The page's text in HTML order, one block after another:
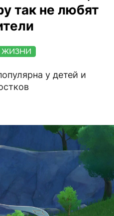
так не любят
ЖИЗНИ
у детей и